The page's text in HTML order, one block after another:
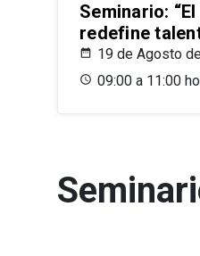
Seminario:
redefine
19 de Agosto
09:00 a 11:00